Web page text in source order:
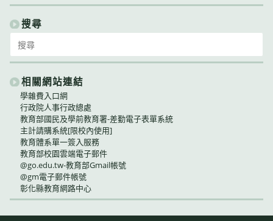
類
別 搜尋
for:
相關網站連結
學雜費入口網
行政院人事行政總處
教育部國民及學前教育署-差勤電子表單系統
主計請購系統[限校內使用]
教育體系單一簽入服務
教育部校園雲端電子郵件
@go.edu.tw-教育部Gmail帳號
@gm電子郵件帳號
彰化縣教育網路中心